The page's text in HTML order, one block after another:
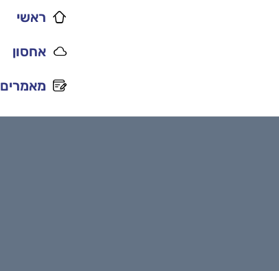
ראשי
אחסון
מאמרים